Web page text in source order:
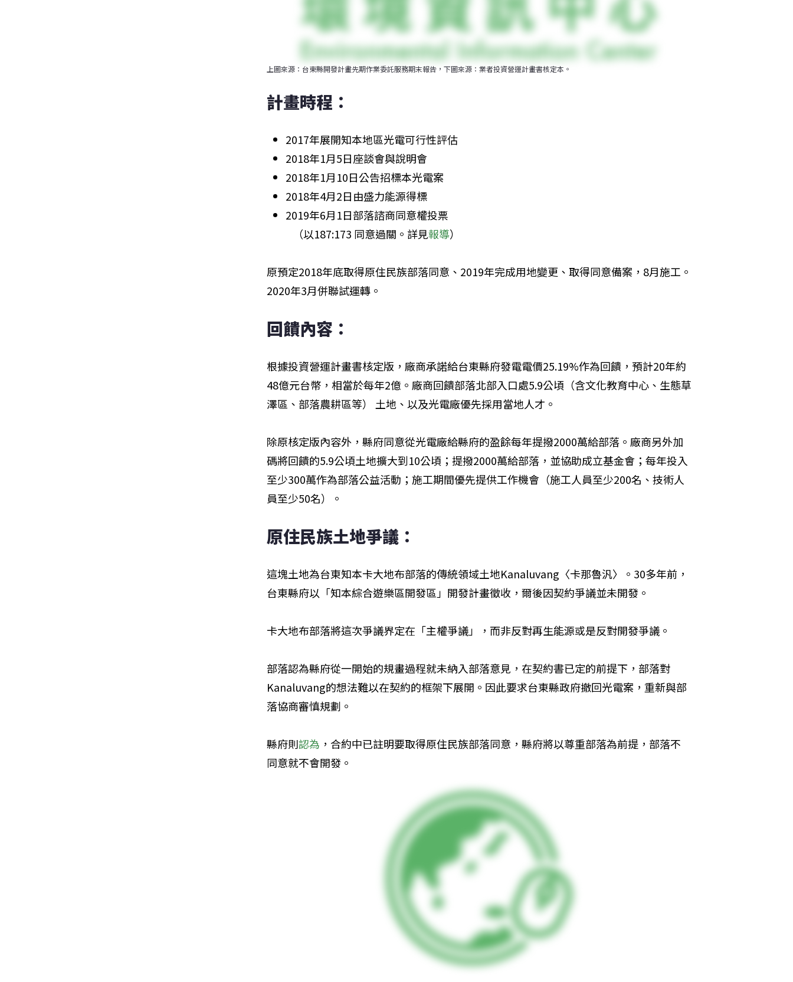
上圖來源：台東縣開發計畫先期作業委託服務期末報告，下圖來源：業者投資營運計畫書核定本。
計畫時程：
2017年展開知本地區光電可行性評估
2018年1月5日座談會與說明會
2018年1月10日公告招標本光電案
2018年4月2日由盛力能源得標
2019年6月1日部落諮商同意權投票
（以187:173 同意過關。詳見報導）
原預定2018年底取得原住民族部落同意、2019年完成用地變更、取得同意備案，8月施工。
2020年3月併聯試運轉。
回饋內容：
根據投資營運計畫書核定版，廠商承諾給台東縣府發電電價25.19%作為回饋，預計20年約
48億元台幣，相當於每年2億。廠商回饋部落北部入口處5.9公頃（含文化教育中心、生態草
澤區、部落農耕區等） 土地、以及光電廠優先採用當地人才。
除原核定版內容外，縣府同意從光電廠給縣府的盈餘每年提撥2000萬給部落。廠商另外加
碼將回饋的5.9公頃土地擴大到10公頃；提撥2000萬給部落，並協助成立基金會；每年投入
至少300萬作為部落公益活動；施工期間優先提供工作機會（施工人員至少200名、技術人
員至少50名）。
原住民族土地爭議：
這塊土地為台東知本卡大地布部落的傳統領域土地Kanaluvang〈卡那魯汎〉。30多年前，
台東縣府以「知本綜合遊樂區開發區」開發計畫徵收，爾後因契約爭議並未開發。
卡大地布部落將這次爭議界定在「主權爭議」，而非反對再生能源或是反對開發爭議。
部落認為縣府從一開始的規畫過程就未納入部落意見，在契約書已定的前提下，部落對
Kanaluvang的想法難以在契約的框架下展開。因此要求台東縣政府撤回光電案，重新與部
落協商審慎規劃。
縣府則認為 ，合約中已註明要取得原住民族部落同意，縣府將以尊重部落為前提，部落不
同意就不會開發。